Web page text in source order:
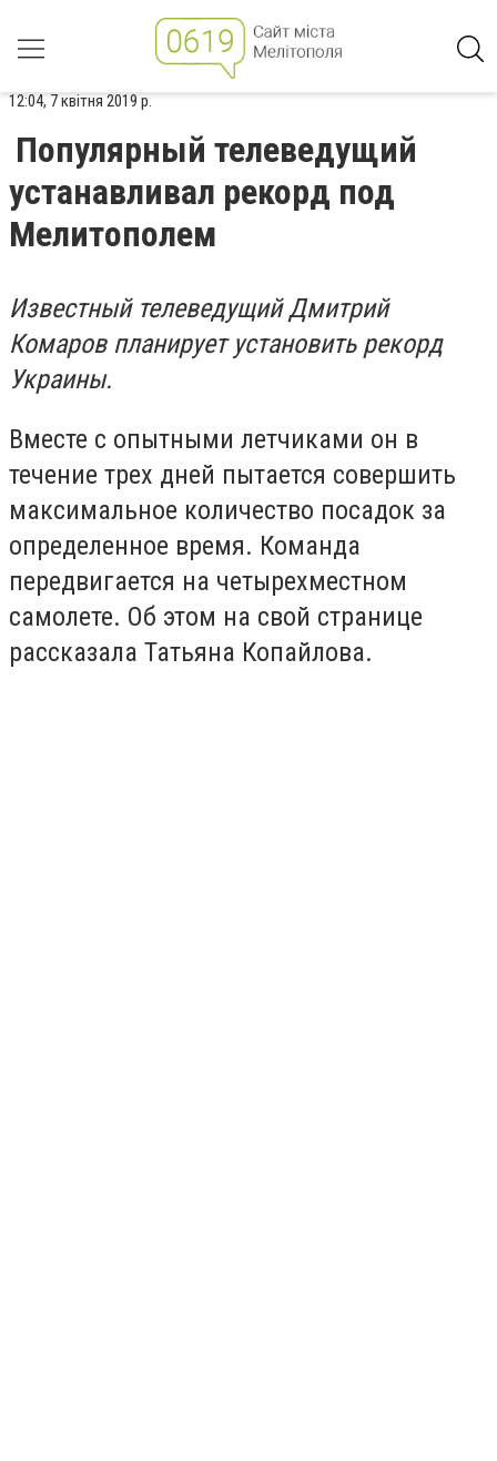
12:04, 7 квітня 2019 р.
Популярный телеведущий
устанавливал рекорд под
Мелитополем
Известный телеведущий Дмитрий
Комаров планирует установить рекорд
Украины.
Вместе с опытными летчиками он в
течение трех дней пытается совершить
максимальное количество посадок за
определенное время. Команда
передвигается на четырехместном
самолете. Об этом на свой странице
рассказала Татьяна Копайлова.